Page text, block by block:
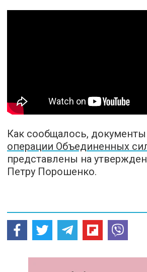
Как сообщалось, документы
операции Объединенных
представлены на
Петру Порошенко.